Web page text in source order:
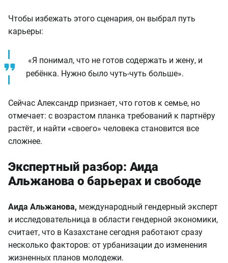
Чтобы избежать этого сценария, он выбрал путь
карьеры:
«Я понимал, что не готов содержать и жену, и
ребёнка. Нужно было чуть-чуть больше».
Сейчас Александр признает, что готов к семье, но
отмечает: с возрастом планка требований к партнёру
растёт, и найти «своего» человека становится все
сложнее.
Экспертный разбор: Аида
Альжанова о барьерах и свободе
Аида Альжанова, международный гендерный эксперт
и исследовательница в области гендерной экономики,
считает, что в Казахстане сегодня работают сразу
несколько факторов: от урбанизации до изменения
жизненных планов молодежи.